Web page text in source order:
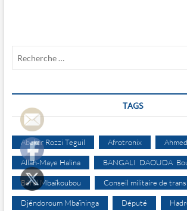
Déby
TAGS
Abakar Rozzi Teguil Afrotronix
Allah-Maye Halina BANGALI DAOUDA
Béral Mbaïkoubou Conseil militaire de
Djéndoroum Mbaïninga Député